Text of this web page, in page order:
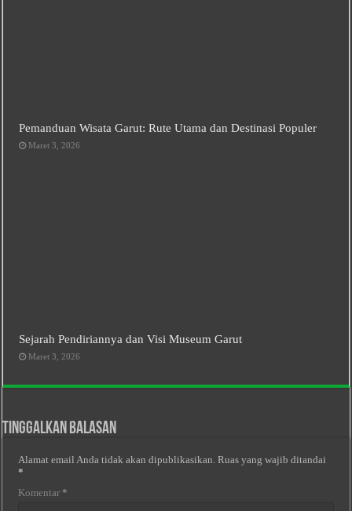
Pemanduan Wisata Garut: Rute Utama dan Destinasi Populer
Maret 3, 2026
Sejarah Pendiriannya dan Visi Museum Garut
Maret 3, 2026
Tinggalkan Balasan
Alamat email Anda tidak akan dipublikasikan. Ruas yang wajib ditandai
*
Komentar *